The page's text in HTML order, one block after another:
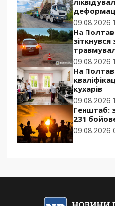
09.08.2026
На
зіткнувся
09.08.2026
На
кухарів
09.08.2026
Генштаб:
231
09.08.2026